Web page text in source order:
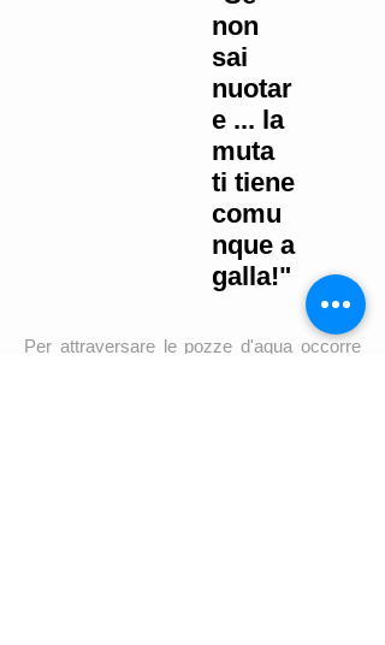
non
sai
nuotar
e ... la
muta
ti tiene
comu
nque a
galla!"
Per attraversare le pozze d'aqua occorre